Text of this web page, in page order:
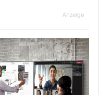
Anzeige